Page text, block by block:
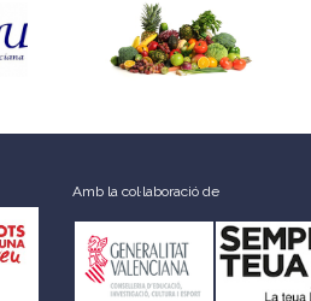
Amb la col·laboració de